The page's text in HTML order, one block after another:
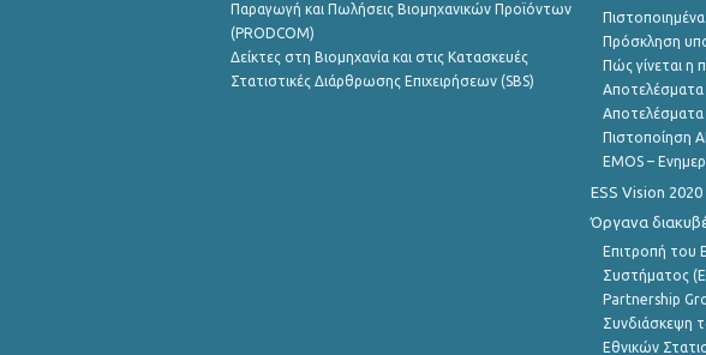
Παραγωγή και Πωλήσεις Βιομηχανικών Προϊόντων
(PRODCOM)
Δείκτες στη Βιομηχανία και στις Κατασκευές
Στατιστικές Διάρθρωσης Επιχειρήσεων (SBS)
Πρόσκληση
Πώς γίνεται η
Αποτελέσματα
Πιστοποίηση
EMOS –
ESS Vision 2020
Όργανα
Επιτροπή του
Συστήματος
Partnership
Συνδιάσκεψη
Εθνικών